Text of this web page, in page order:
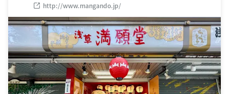
http://www.mangando.jp/